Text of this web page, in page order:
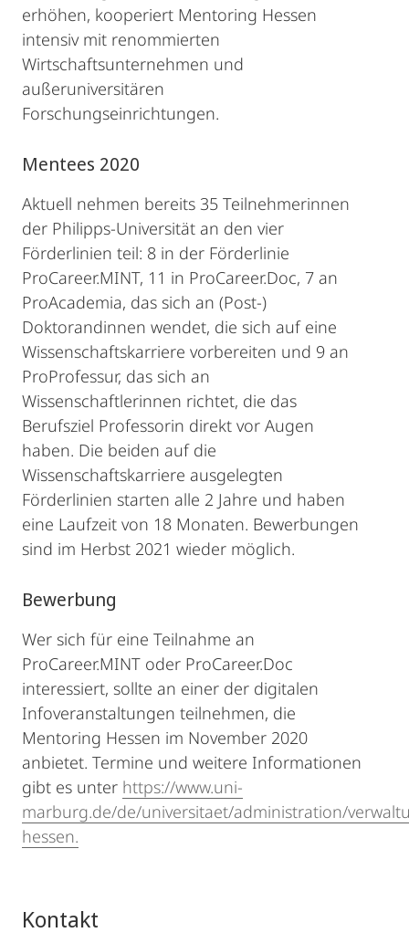
erhöhen, kooperiert Mentoring Hessen
intensiv mit renommierten
Wirtschaftsunternehmen und
außeruniversitären
Forschungseinrichtungen.
Mentees 2020
Aktuell nehmen bereits 35 Teilnehmerinnen
der Philipps-Universität an den vier
Förderlinien teil: 8 in der Förderlinie
ProCareer.MINT, 11 in ProCareer.Doc, 7 an
ProAcademia, das sich an (Post-)
Doktorandinnen wendet, die sich auf eine
Wissenschaftskarriere vorbereiten und 9 an
ProProfessur, das sich an
Wissenschaftlerinnen richtet, die das
Berufsziel Professorin direkt vor Augen
haben. Die beiden auf die
Wissenschaftskarriere ausgelegten
Förderlinien starten alle 2 Jahre und haben
eine Laufzeit von 18 Monaten. Bewerbungen
sind im Herbst 2021 wieder möglich.
Bewerbung
Wer sich für eine Teilnahme an
ProCareer.MINT oder ProCareer.Doc
interessiert, sollte an einer der digitalen
Infoveranstaltungen teilnehmen, die
Mentoring Hessen im November 2020
anbietet. Termine und weitere Informationen
gibt es unter https://www.uni-
marburg.de/de/universitaet/administration/
hessen.
Kontakt